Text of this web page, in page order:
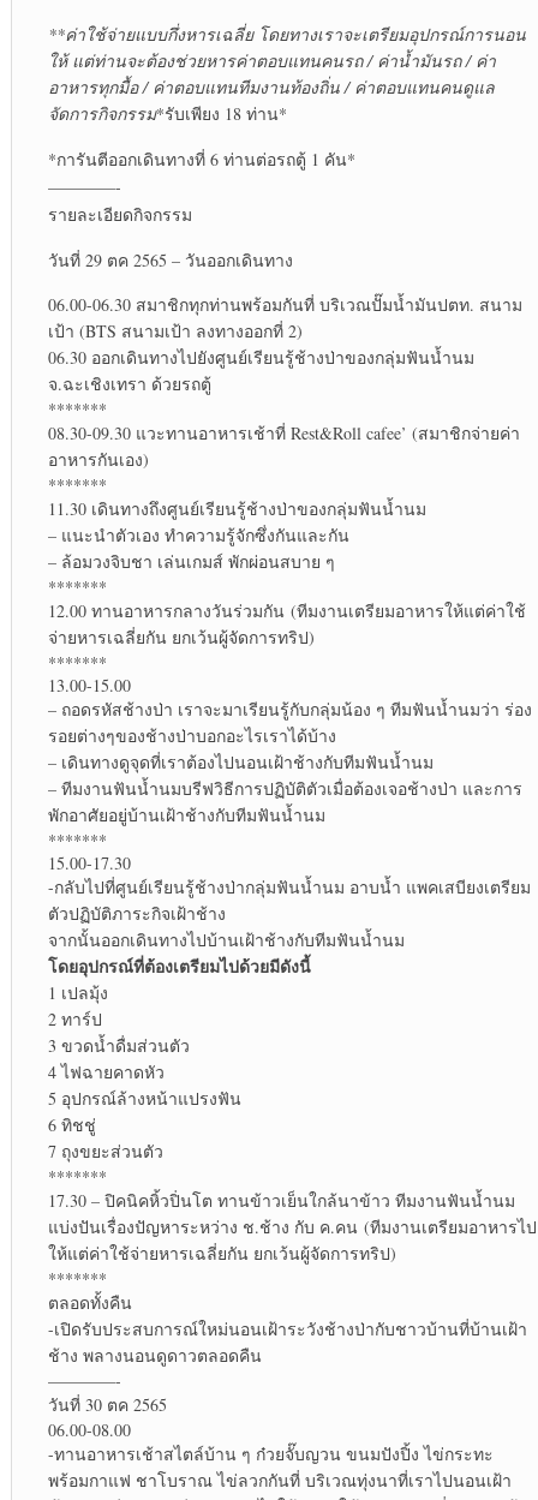
**ค่าใช้จ่ายแบบกึ่งหารเฉลี่ย โดยทางเราจะเตรียมอุปกรณ์การนอน
ให้ แต่ท่านจะต้องช่วยหารค่าตอบแทนคนรถ / ค่าน้ำมันรถ / ค่า
อาหารทุกมื้อ / ค่าตอบแทนทีมงานท้องถิ่น / ค่าตอบแทนคนดูแล
จัดการกิจกรรม*รับเพียง 18 ท่าน*
*การันตีออกเดินทางที่ 6 ท่านต่อรถตู้ 1 คัน*
————-
รายละเอียดกิจกรรม
วันที่ 29 ตค 2565 – วันออกเดินทาง
06.00-06.30 สมาชิกทุกท่านพร้อมกันที่ บริเวณปั๊มน้ำมันปตท. สนาม
เป้า (BTS สนามเป้า ลงทางออกที่ 2)
06.30 ออกเดินทางไปยังศูนย์เรียนรู้ช้างป่าของกลุ่มฟันน้ำนม
จ.ฉะเชิงเทรา ด้วยรถตู้
*******
08.30-09.30 แวะทานอาหารเช้าที่ Rest&Roll cafee’ (สมาชิกจ่ายค่า
อาหารกันเอง)
*******
11.30 เดินทางถึงศูนย์เรียนรู้ช้างป่าของกลุ่มฟันน้ำนม
– แนะนำตัวเอง ทำความรู้จักซึ่งกันและกัน
– ล้อมวงจิบชา เล่นเกมส์ พักผ่อนสบาย ๆ
*******
12.00 ทานอาหารกลางวันร่วมกัน (ทีมงานเตรียมอาหารให้แต่ค่าใช้
จ่ายหารเฉลี่ยกัน ยกเว้นผู้จัดการทริป)
*******
13.00-15.00
– ถอดรหัสช้างป่า เราจะมาเรียนรู้กับกลุ่มน้อง ๆ ทีมฟันน้ำนมว่า ร่อง
รอยต่างๆของช้างป่าบอกอะไรเราได้บ้าง
– เดินทางดูจุดที่เราต้องไปนอนเฝ้าช้างกับทีมฟันน้ำนม
– ทีมงานฟันน้ำนมบรีฟวิธีการปฏิบัติตัวเมื่อต้องเจอช้างป่า และการ
พักอาศัยอยู่บ้านเฝ้าช้างกับทีมฟันน้ำนม
*******
15.00-17.30
-กลับไปที่ศูนย์เรียนรู้ช้างป่ากลุ่มฟันน้ำนม อาบน้ำ แพคเสบียงเตรียม
ตัวปฏิบัติภาระกิจเฝ้าช้าง
จากนั้นออกเดินทางไปบ้านเฝ้าช้างกับทีมฟันน้ำนม
โดยอุปกรณ์ที่ต้องเตรียมไปด้วยมีดังนี้
1 เปลมุ้ง
2 ทาร์ป
3 ขวดน้ำดื่มส่วนตัว
4 ไฟฉายคาดหัว
5 อุปกรณ์ล้างหน้าแปรงฟัน
6 ทิชชู่
7 ถุงขยะส่วนตัว
*******
17.30 – ปิคนิคหิ้วปิ่นโต ทานข้าวเย็นใกล้นาข้าว ทีมงานฟันน้ำนม
แบ่งปันเรื่องปัญหาระหว่าง ช.ช้าง กับ ค.คน (ทีมงานเตรียมอาหารไป
ให้แต่ค่าใช้จ่ายหารเฉลี่ยกัน ยกเว้นผู้จัดการทริป)
*******
ตลอดทั้งคืน
-เปิดรับประสบการณ์ใหม่นอนเฝ้าระวังช้างป่ากับชาวบ้านที่บ้านเฝ้า
ช้าง พลางนอนดูดาวตลอดคืน
————-
วันที่ 30 ตค 2565
06.00-08.00
-ทานอาหารเช้าสไตล์บ้าน ๆ ก๋วยจั๊บญวน ขนมปังปิ้ง ไข่กระทะ
พร้อมกาแฟ ชาโบราณ ไข่ลวกกันที่ บริเวณทุ่งนาที่เราไปนอนเฝ้า